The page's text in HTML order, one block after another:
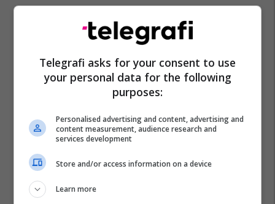
Telegrafi asks for your consent to use
your personal data for the following
purposes:
Personalised advertising and content, advertising and
content measurement, audience research and
services development
Store and/or access information on a device
Learn more